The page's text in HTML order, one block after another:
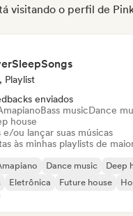
visitando o perfil de
Playlist
enviados
Bass musicDance
house
e/ou lançar suas músicas
às minhas playlists de
Dance music
Deep
Eletrônica Future house